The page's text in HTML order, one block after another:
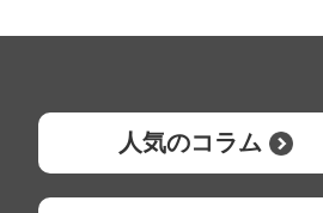
人気のコラム